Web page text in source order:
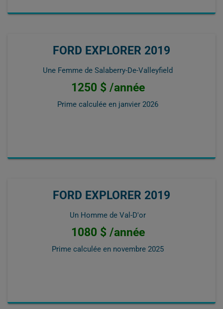
FORD EXPLORER 2019
Une Femme de Salaberry-De-Valleyfield
1250 $ /année
Prime calculée en janvier 2026
FORD EXPLORER 2019
Un Homme de Val-D'or
1080 $ /année
Prime calculée en novembre 2025